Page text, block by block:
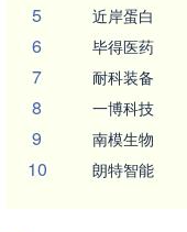
5 近岸蛋白
6 毕得医药
7 耐科装备
8 一博科技
9 南模生物
10 朗特智能